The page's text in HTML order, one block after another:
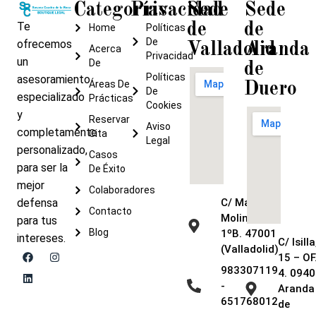
Te
ofrecemos
un
asesoramiento
especializado
y
completamente
personalizado,
para ser la
mejor
defensa
para tus
intereses.
Categorías
Home
Acerca
De
Áreas De
Prácticas
Reservar
Cita
Casos
De Éxito
Colaboradores
Contacto
Blog
Privacidad
Políticas
De
Privacidad
Políticas
De
Cookies
Aviso
Legal
Sede
de
Valladolid
C/ María de
Molina, 9 –
1ºB. 47001
(Valladolid)
983307119
-
651768012
Sede
de
Aranda
de
Duero
C/
15 –
4.
Aranda
de